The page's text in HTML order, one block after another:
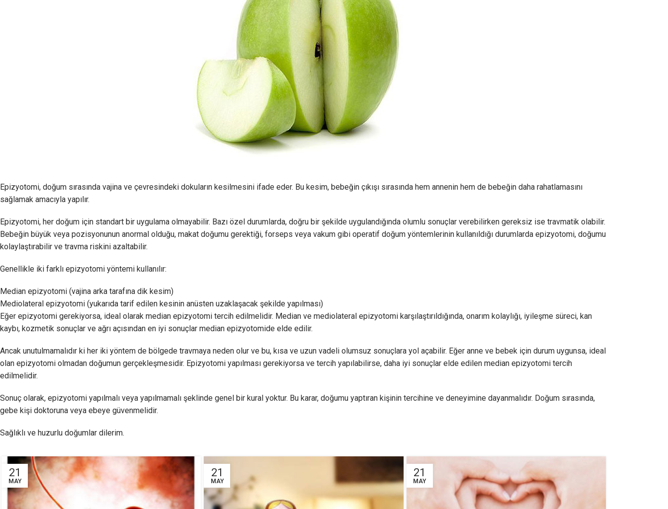
Epizyotomi, doğum sırasında vajina ve çevresindeki dokuların kesilmesini ifade eder. Bu kesim, bebeğin çıkışı sırasında hem annenin hem de bebeğin daha rahatlamasını
sağlamak amacıyla yapılır.
Epizyotomi, her doğum için standart bir uygulama olmayabilir. Bazı özel durumlarda, doğru bir şekilde uygulandığında olumlu sonuçlar verebilirken gereksiz ise travmatik olabilir.
Bebeğin büyük veya pozisyonunun anormal olduğu, makat doğumu gerektiği, forseps veya vakum gibi operatif doğum yöntemlerinin kullanıldığı durumlarda epizyotomi, doğumu
kolaylaştırabilir ve travma riskini azaltabilir.
Genellikle iki farklı epizyotomi yöntemi kullanılır:
Median epizyotomi (vajina arka tarafına dik kesim)
Mediolateral epizyotomi (yukarıda tarif edilen kesinin anüsten uzaklaşacak şekilde yapılması)
Eğer epizyotomi gerekiyorsa, ideal olarak median epizyotomi tercih edilmelidir. Median ve mediolateral epizyotomi karşılaştırıldığında, onarım kolaylığı, iyileşme süreci, kan
kaybı, kozmetik sonuçlar ve ağrı açısından en iyi sonuçlar median epizyotomide elde edilir.
Ancak unutulmamalıdır ki her iki yöntem de bölgede travmaya neden olur ve bu, kısa ve uzun vadeli olumsuz sonuçlara yol açabilir. Eğer anne ve bebek için durum uygunsa, ideal
olan epizyotomi olmadan doğumun gerçekleşmesidir. Epizyotomi yapılması gerekiyorsa ve tercih yapılabilirse, daha iyi sonuçlar elde edilen median epizyotomi tercih
edilmelidir.
Sonuç olarak, epizyotomi yapılmalı veya yapılmamalı şeklinde genel bir kural yoktur. Bu karar, doğumu yaptıran kişinin tercihine ve deneyimine dayanmalıdır. Doğum sırasında,
gebe kişi doktoruna veya ebeye güvenmelidir.
Sağlıklı ve huzurlu doğumlar dilerim.
21
MAY
21
MAY
21
MAY